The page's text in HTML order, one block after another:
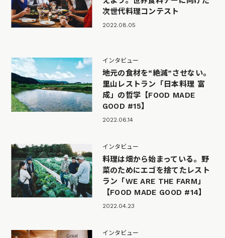
次世代料理コンテスト
2022.08.05
インタビュー
地元の食材を“絶滅”させない。
里山レストラン「日本料理 富
成」の哲学【FOOD MADE
GOOD #15】
2022.06.14
インタビュー
料理は畑から始まっている。野
菜のためにエゴを捨てたレスト
ラン「WE ARE THE FARM」
【FOOD MADE GOOD #14】
2022.04.23
インタビュー